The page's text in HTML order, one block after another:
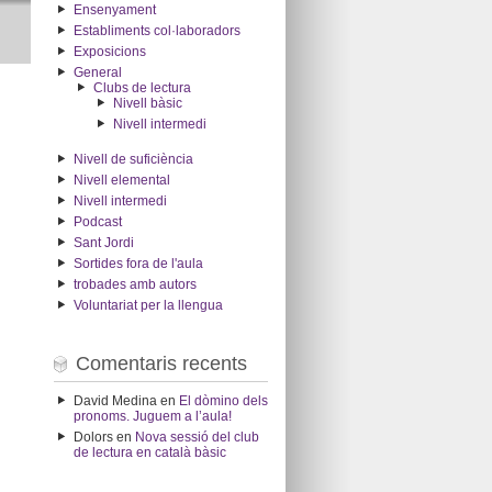
Ensenyament
Establiments col·laboradors
Exposicions
General
Clubs de lectura
Nivell bàsic
Nivell intermedi
Nivell de suficiència
Nivell elemental
Nivell intermedi
Podcast
Sant Jordi
Sortides fora de l'aula
trobades amb autors
Voluntariat per la llengua
Comentaris recents
David Medinaen El dòmino dels
pronoms. Juguem a l’aula!
Dolorsen Nova sessió del club
de lectura en català bàsic